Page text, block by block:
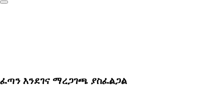
ፈጣን እንደገና ማረጋገጫ ያስፈልጋል